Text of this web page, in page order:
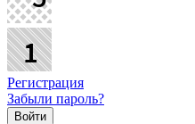
Регистрация
Забыли пароль?